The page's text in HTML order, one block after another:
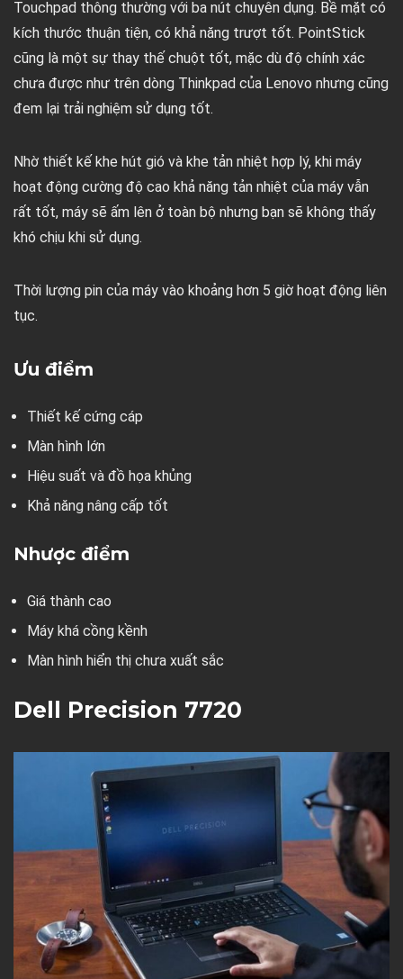
Touchpad thông thường với ba nút chuyên dụng. Bề mặt có
kích thước thuận tiện, có khả năng trượt tốt. PointStick
cũng là một sự thay thế chuột tốt, mặc dù độ chính xác
chưa được như trên dòng Thinkpad của Lenovo nhưng cũng
đem lại trải nghiệm sử dụng tốt.
Nhờ thiết kế khe hút gió và khe tản nhiệt hợp lý, khi máy
hoạt động cường độ cao khả năng tản nhiệt của máy vẫn
rất tốt, máy sẽ ấm lên ở toàn bộ nhưng bạn sẽ không thấy
khó chịu khi sử dụng.
Thời lượng pin của máy vào khoảng hơn 5 giờ hoạt động liên
tục.
Ưu điểm
Thiết kế cứng cáp
Màn hình lớn
Hiệu suất và đồ họa khủng
Khả năng nâng cấp tốt
Nhược điểm
Giá thành cao
Máy khá cồng kềnh
Màn hình hiển thị chưa xuất sắc
Dell Precision 7720